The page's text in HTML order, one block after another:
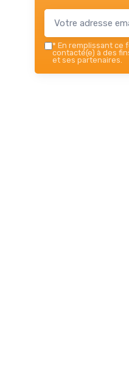
* En remplissant ce
contacté(e) à des
et ses partenaires.